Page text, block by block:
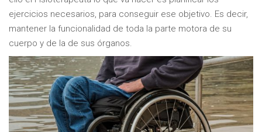
ejercicios necesarios, para conseguir ese objetivo. Es decir,
mantener la funcionalidad de toda la parte motora de su
cuerpo y de la de sus órganos.